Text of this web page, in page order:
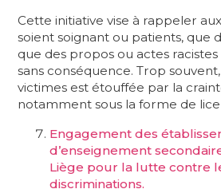
Cette initiative vise à rappeler
soient soignant ou patients, que
que des propos ou actes
sans conséquence. Trop
victimes est étouffée par la
notamment sous la forme de
Engagement des
d’enseignement
Liège pour la lutte contre
discriminations.